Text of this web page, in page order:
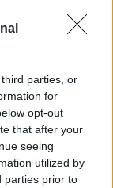
parties, or
for
opt-out
that after your
seeing
utilized by
parties prior to
na
bola
Keďže
moc času
si veľmi
ale bolo